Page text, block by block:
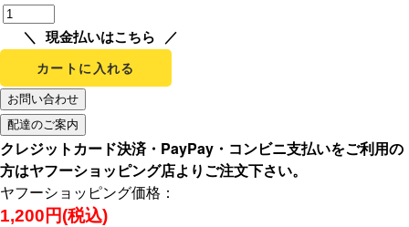
現金払いはこちら
カートに入れる
クレジットカード決済・PayPay・コンビニ支払いをご利用の
方はヤフーショッピング店よりご注文下さい。
ヤフーショッピング価格：
1,200円(税込)